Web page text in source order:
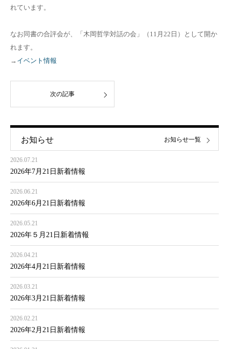
れています。
なお同書の合評会が、「木岡哲学対話の会」（11月22日）として開か
れます。
→ イベント情報
次の記事
お知らせ
2026.07.21
2026年7月21日新着情報
2026.06.21
2026年6月21日新着情報
2026.05.21
2026年５月21日新着情報
2026.04.21
2026年4月21日新着情報
2026.03.21
2026年3月21日新着情報
2026.02.21
2026年2月21日新着情報
お知らせ一覧